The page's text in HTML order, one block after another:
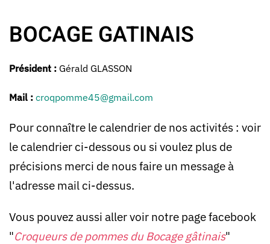
BOCAGE GATINAIS
Président : Gérald GLASSON
Mail : croqpomme45@gmail.com
Pour connaître le calendrier de nos activités : voir
le calendrier ci-dessous ou si voulez plus de
précisions merci de nous faire un message à
l'adresse mail ci-dessus.
Vous pouvez aussi aller voir notre page facebook
"Croqueurs de pommes du Bocage gâtinais"